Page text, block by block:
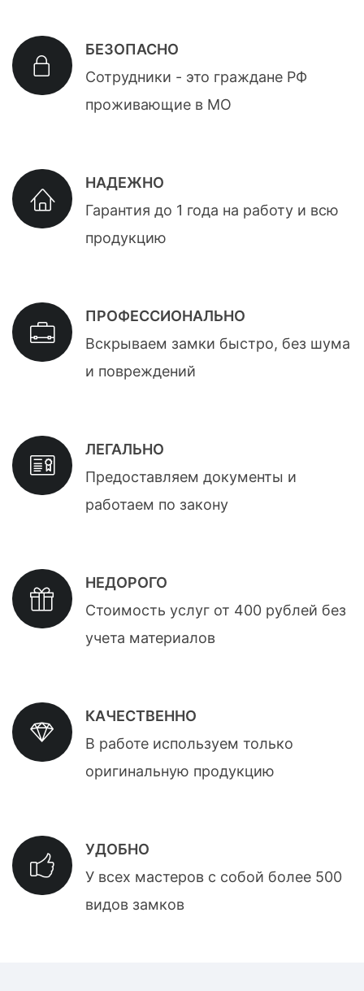
БЕЗОПАСНО
Сотрудники - это граждане РФ
проживающие в МО
НАДЕЖНО
Гарантия до 1 года на работу и всю
продукцию
ПРОФЕССИОНАЛЬНО
Вскрываем замки быстро, без шума
и повреждений
ЛЕГАЛЬНО
Предоставляем документы и
работаем по закону
НЕДОРОГО
Стоимость услуг от 400 рублей без
учета материалов
КАЧЕСТВЕННО
В работе используем только
оригинальную продукцию
УДОБНО
У всех мастеров с собой более 500
видов замков